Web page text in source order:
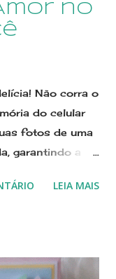
no
Não corra o
do celular
fotos de uma
garantindo a
personalizar
colors, no
LEIA MAIS